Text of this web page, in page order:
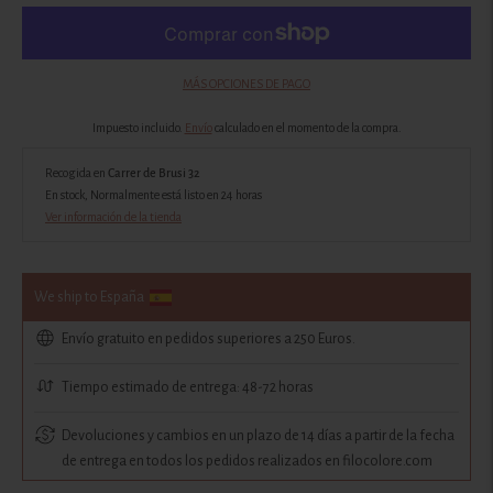
MÁS OPCIONES DE PAGO
Impuesto incluido. Envíocalculado en el momento de la compra.
Recogida en Carrer de Brusi 32
En stock, Normalmente está listo en 24 horas
Ver información de la tienda
We ship to España
Envío gratuito en pedidos superiores a 250 Euros.
Tiempo estimado de entrega: 48-72 horas
Devoluciones y cambios en un plazo de 14 días a partir de la fecha
de entrega en todos los pedidos realizados en filocolore.com